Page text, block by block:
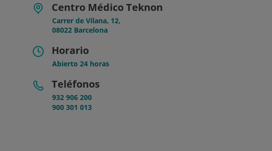
Centro Médico Teknon
Carrer de Vilana, 12,
08022 Barcelona
Horario
Abierto 24 horas
Teléfonos
932 906 200
900 301 013